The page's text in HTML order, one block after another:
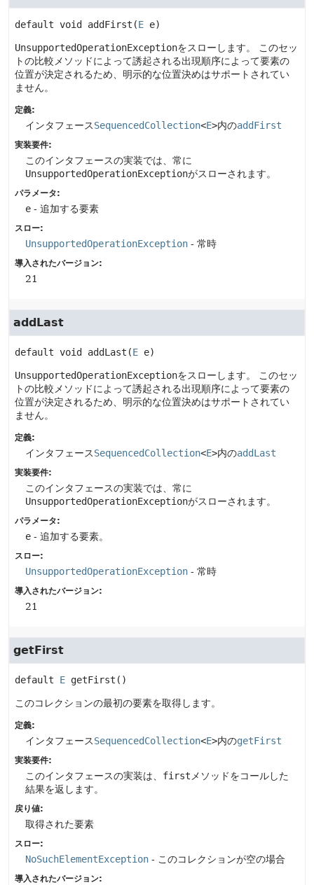
default void addFirst (E e)
UnsupportedOperationExceptionをスローします。
このセッ
トの比較メソッドによって誘起される出現順序によって要素の
位置が決定されるため、明示的な位置決めはサポートされてい
ません。
定義:
インタフェースSequencedCollection<E>内のaddFirst
実装要件:
このインタフェースの実装では、常に
UnsupportedOperationExceptionがスローされます。
パラメータ:
e - 追加する要素
スロー:
UnsupportedOperationException - 常時
導入されたバージョン:
21
addLast
default void addLast (E e)
UnsupportedOperationExceptionをスローします。
このセッ
トの比較メソッドによって誘起される出現順序によって要素の
位置が決定されるため、明示的な位置決めはサポートされてい
ません。
定義:
インタフェースSequencedCollection<E>内のaddLast
実装要件:
このインタフェースの実装では、常に
UnsupportedOperationExceptionがスローされます。
パラメータ:
e - 追加する要素。
スロー:
UnsupportedOperationException - 常時
導入されたバージョン:
21
getFirst
default E getFirst ()
このコレクションの最初の要素を取得します。
定義:
インタフェースSequencedCollection<E>内のgetFirst
実装要件:
このインタフェースの実装は、 first メソッドをコールした
結果を返します。
戻り値:
取得された要素
スロー:
NoSuchElementException - このコレクションが空の場合
導入されたバージョン: